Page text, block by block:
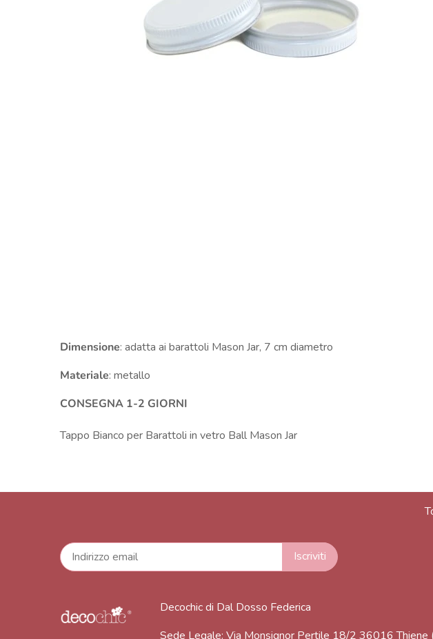
Dimensione: adatta ai barattoli Mason Jar, 7 cm diametro
Materiale: metallo
CONSEGNA 1-2 GIORNI
Tappo Bianco per Barattoli in vetro Ball Mason Jar
Decochic di Dal Dosso Federica
Sede Legale: Via Monsignor Pertile 18/2 36016 Thiene